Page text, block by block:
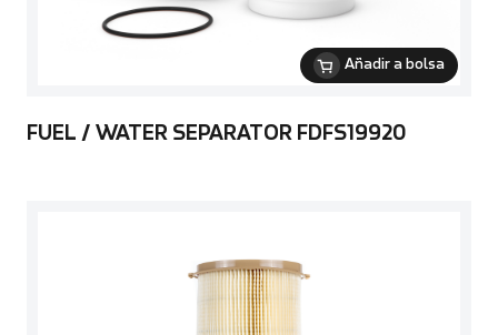
Añadir a bolsa
FUEL / WATER SEPARATOR FDFS19920